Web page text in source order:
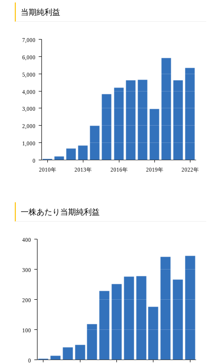
当期純利益
2010年 2013年 2016年 2019年 2022年
0
1,000
2,000
3,000
4,000
5,000
6,000
7,000
一株あたり当期純利益
0
100
200
300
400